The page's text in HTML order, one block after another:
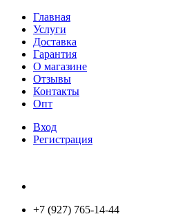
Главная
Услуги
Доставка
Гарантия
О магазине
Отзывы
Контакты
Опт
Вход
Регистрация
+7 (927) 765-14-44